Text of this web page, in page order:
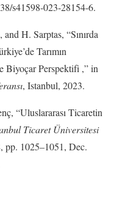
s41598-023-28154-6.
H. Sarptas, “Sınırda
Tarımın
Biyoçar Perspektifi ,” in
, Istanbul, 2023.
“Uluslararası Ticaretin
Ticaret Üniversitesi
pp. 1025–1051, Dec.